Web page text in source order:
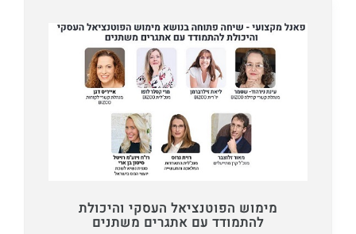
מימוש הפוטנציאל העסקי והיכולת
להתמודד עם אתגרים משתנים